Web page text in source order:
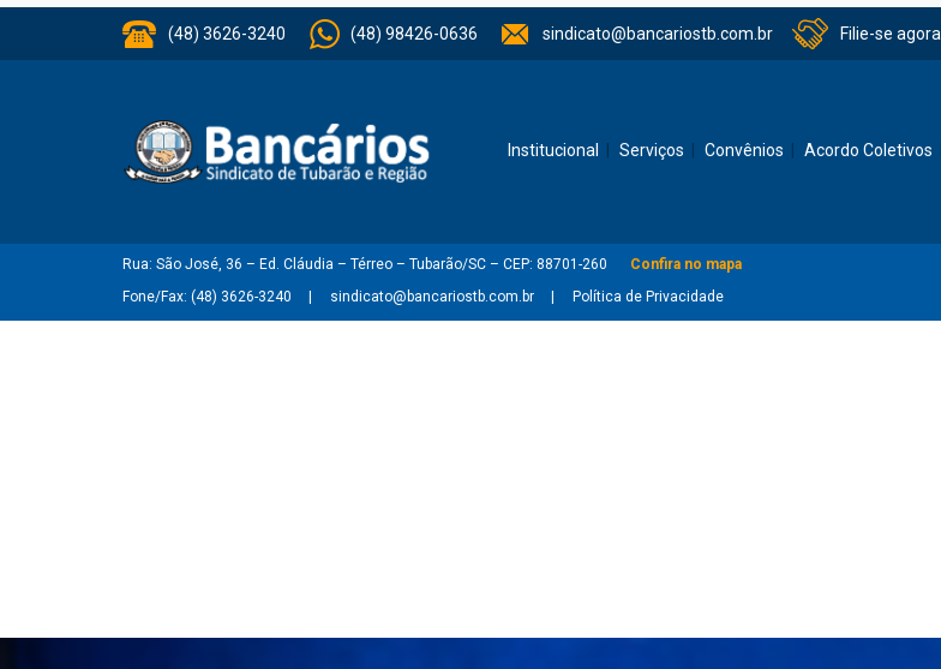
(48) 3626-3240 (48) 98426-0636 sindicato@bancariostb.com.br Filie-se agora
Institucional Serviços Convênios Acordo Coletivos
Rua: São José, 36 – Ed. Cláudia – Térreo – Tubarão/SC – CEP: 88701-260
Confira no mapa
Fone/Fax: (48) 3626-3240
sindicato@bancariostb.com.br Política de Privacidade